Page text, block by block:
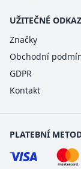
UŽITEČNÉ
Značky
Obchodní
GDPR
Kontakt
PLATEBNÍ